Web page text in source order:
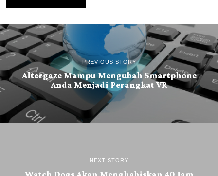
PREVIOUS STORY
Altergaze Mampu Mengubah Smartphone
Anda Menjadi Perangkat VR
NEXT STORY